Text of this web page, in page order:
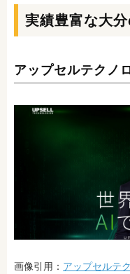
実績豊富な大
アップセルテクノ
画像引用： アップセルテ